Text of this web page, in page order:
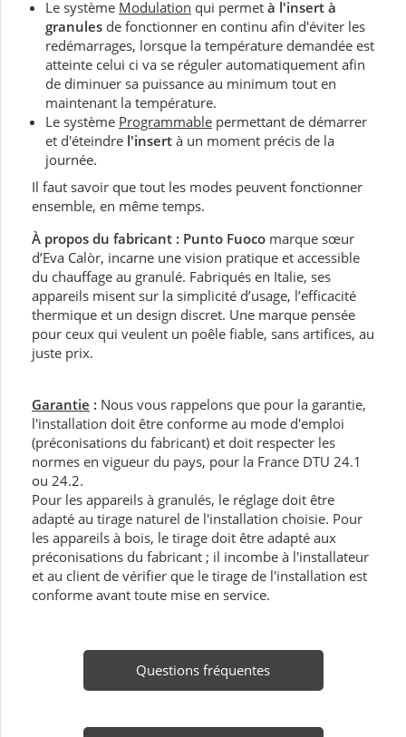
Le système Modulation qui permet à l'insert à
granules de fonctionner en continu afin d'éviter les
redémarrages, lorsque la température demandée est
atteinte celui ci va se réguler automatiquement afin
de diminuer sa puissance au minimum tout en
maintenant la température.
Le système Programmable permettant de démarrer
et d'éteindre l'insert à un moment précis de la
journée.
Il faut savoir que tout les modes peuvent fonctionner
ensemble, en même temps.
À propos du fabricant : Punto Fuoco marque sœur
d’Eva Calòr, incarne une vision pratique et accessible
du chauffage au granulé. Fabriqués en Italie, ses
appareils misent sur la simplicité d’usage, l’efficacité
thermique et un design discret. Une marque pensée
pour ceux qui veulent un poêle fiable, sans artifices, au
juste prix.
Garantie : Nous vous rappelons que pour la garantie,
l'installation doit être conforme au mode d'emploi
(préconisations du fabricant) et doit respecter les
normes en vigueur du pays, pour la France DTU 24.1
ou 24.2.
Pour les appareils à granulés, le réglage doit être
adapté au tirage naturel de l'installation choisie. Pour
les appareils à bois, le tirage doit être adapté aux
préconisations du fabricant ; il incombe à l'installateur
et au client de vérifier que le tirage de l'installation est
conforme avant toute mise en service.
Questions fréquentes